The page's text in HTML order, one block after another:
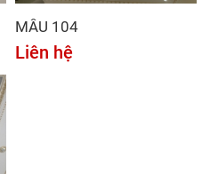
MẪU 104
Liên hệ